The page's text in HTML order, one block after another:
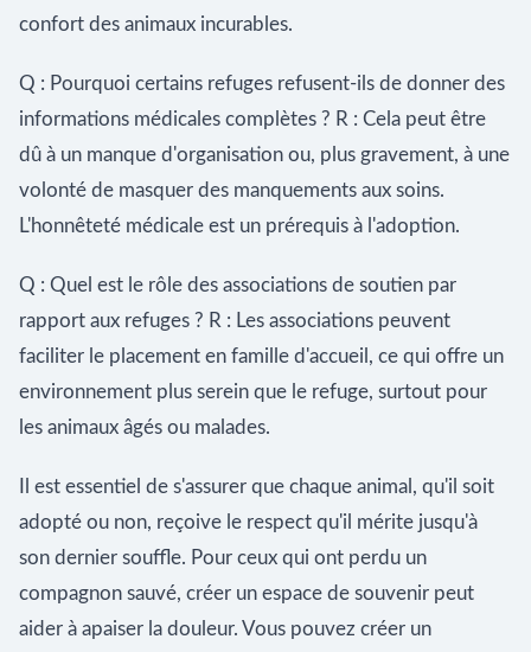
confort des animaux incurables.
Q : Pourquoi certains refuges refusent-ils de donner des
informations médicales complètes ? R : Cela peut être
dû à un manque d'organisation ou, plus gravement, à une
volonté de masquer des manquements aux soins.
L'honnêteté médicale est un prérequis à l'adoption.
Q : Quel est le rôle des associations de soutien par
rapport aux refuges ? R : Les associations peuvent
faciliter le placement en famille d'accueil, ce qui offre un
environnement plus serein que le refuge, surtout pour
les animaux âgés ou malades.
Il est essentiel de s'assurer que chaque animal, qu'il soit
adopté ou non, reçoive le respect qu'il mérite jusqu'à
son dernier souffle. Pour ceux qui ont perdu un
compagnon sauvé, créer un espace de souvenir peut
aider à apaiser la douleur. Vous pouvez créer un